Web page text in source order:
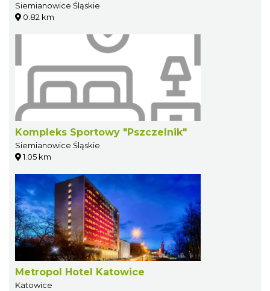
Siemianowice Śląskie
0.82 km
Kompleks Sportowy "Pszczelnik"
Siemianowice Śląskie
1.05 km
Metropol Hotel Katowice
Katowice